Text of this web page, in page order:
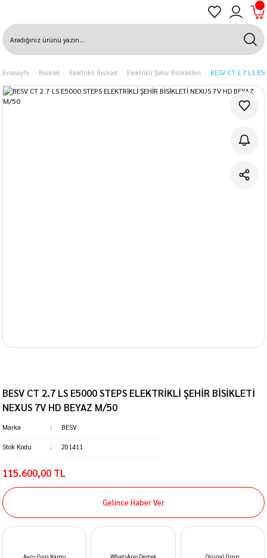
Anasayfa Bisiklet Elektrikli Bisiklet Elektrikli Şehir Bisikletleri BESV CT 2.7 LS
BESV CT 2.7 LS E5000 STEPS ELEKTRİKLİ ŞEHİR BİSİKLETİ
NEXUS 7V HD BEYAZ M/50
Marka BESV
Stok Kodu 201411
115.600,00 TL
Gelince Haber Ver
Aynı Gün Kargo
WhatsApp Destek
Orjinal Ürün